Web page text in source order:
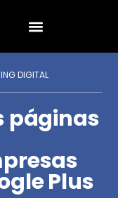
DIGITAL
páginas
Plus